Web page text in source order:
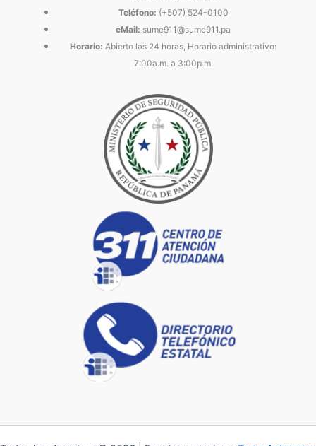
Teléfono: (+507) 524-0100
eMail: sume911@sume911.pa
Horario: Abierto las 24 horas, Horario administrativo:
7:00a.m. a 3:00p.m.